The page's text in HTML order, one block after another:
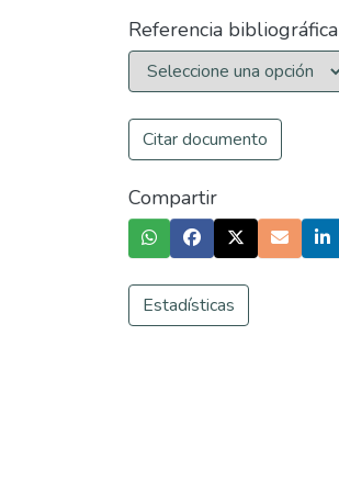
Referencia bibliográfica
Citar documento
Compartir
Estadísticas